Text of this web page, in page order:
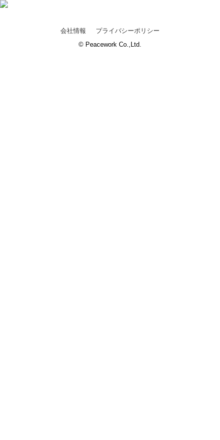
会社情報
プライバシーポリシー
© Peacework Co.,Ltd.